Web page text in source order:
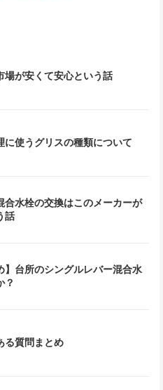
場が安くて安心という話
に使うグリスの種類について
合水栓の交換はこのメーカーが
話
】台所のシングルレバー混合水
？
る質問まとめ